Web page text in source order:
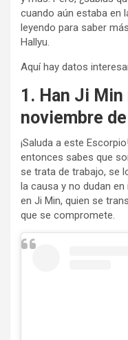
cuando aún estaba en
leyendo para saber
Hallyu.
Aquí hay datos
1. Han Ji
noviembre
¡Saluda a este
entonces sabes que
se trata de trabajo, se
la causa y no dudan
en Ji Min, quien se
que se compromete.